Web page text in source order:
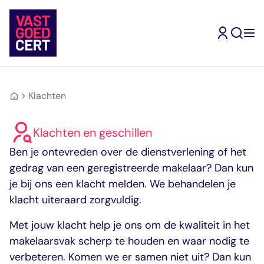
Skip
content
Ik ben
makelaar
Ik wil makelaar
worden
Ik zoek een
makelaar
Mijn VastgoedCert
Over Ons
Nieuws
opleidingsroute
Jouw
naar een volgend
register
Mijn
VastgoedCert
Jouw persoonlijke
Kandidaat-
Makelaar
Register-
Makelaar
Wonen
Register-
Makelaar
Bedrijfsmatig
vastgoed
Register-
Makelaar
inschrijven
Jouw inschrijving als
gecertificeerd
makelaar
Ik zoek een
opleiding
Jouw route naar
Vrijstellingen
Ervaringsverhalen
opleidingsroute
Assistent-
Makelaar
Kandidaat-
Makelaar
RM
Bedrijfsmatig
vastgoed
RM Landelijk
geregistreerde
makelaars
Vragen en
antwoorden
Ervaringsverhalen
Klachten
Klachten en geschillen
Ben je ontevreden over de dienstverlening of het
gedrag van een geregistreerde makelaar? Dan kun
je bij ons een klacht melden. We behandelen je
klacht uiteraard zorgvuldig.
Met jouw klacht help je ons om de kwaliteit in het
makelaarsvak scherp te houden en waar nodig te
verbeteren. Komen we er samen niet uit? Dan kun